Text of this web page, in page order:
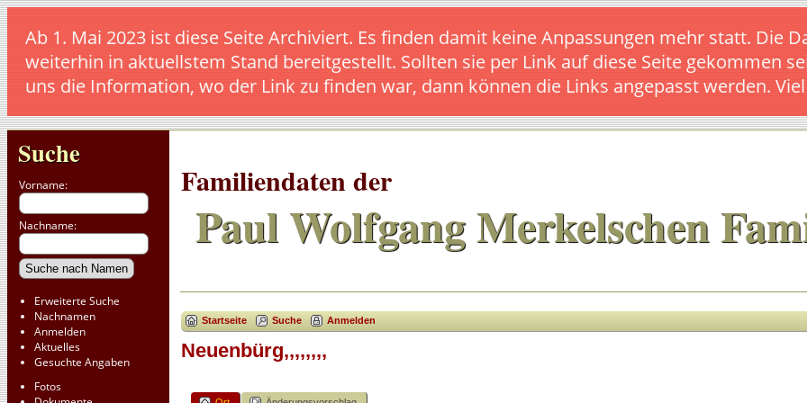
Ab 1. Mai 2023 ist diese Seite Archiviert. Es finden damit keine Anpassungen mehr statt. Die
weiterhin in aktuellstem Stand bereitgestellt. Sollten sie per Link auf diese Seite gekommen
uns die Information, wo der Link zu finden war, dann können die Links angepasst werden.
Suche
Vorname:
Nachname:
Erweiterte Suche
Nachnamen
Anmelden
Aktuelles
Gesuchte Angaben
Fotos
Familiendaten der
Paul Wolfgang Merkelschen
Startseite Suche Anmelden
Neuenbürg,,,,,,,,